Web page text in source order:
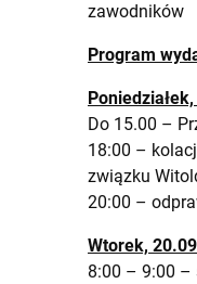
zawodników
Program
Do 15.00 –
18:00 –
związku
20:00 –
Wtorek,
8:00 – 9:00 –